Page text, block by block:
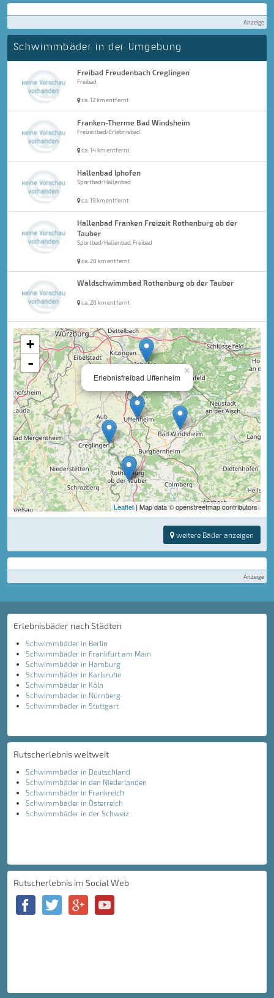
Anzeige
Schwimmbäder in der Umgebung
Freibad Freudenbach Creglingen
Freibad
ca. 12 km entfernt
Franken-Therme Bad Windsheim
Freizeitbad/Erlebnisbad
ca. 14 km entfernt
Hallenbad Iphofen
Sportbad/Hallenbad
ca. 19 km entfernt
Hallenbad Franken Freizeit Rothenburg ob der
Tauber
Sportbad/Hallenbad, Freibad
ca. 20 km entfernt
Waldschwimmbad Rothenburg ob der Tauber
ca. 20 km entfernt
×
Erlebnisfreibad Uffenheim
+
-
Leaflet| Map data © openstreetmap contributors
weitere Bäder anzeigen
Anzeige
Erlebnisbäder nach Städten
Schwimmbäder in Berlin
Schwimmbäder in Frankfurt am Main
Schwimmbäder in Hamburg
Schwimmbäder in Karlsruhe
Schwimmbäder in Köln
Schwimmbäder in Nürnberg
Schwimmbäder in Stuttgart
Rutscherlebnis weltweit
Schwimmbäder in Deutschland
Schwimmbäder in den Niederlanden
Schwimmbäder in Frankreich
Schwimmbäder in Österreich
Schwimmbäder in der Schweiz
Rutscherlebnis im Social Web